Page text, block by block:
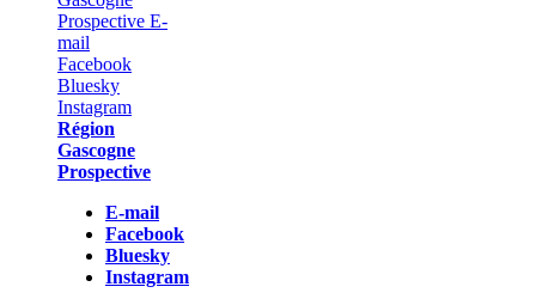
Région
Gascogne
Prospective
E-mail
Facebook
Bluesky
Instagram